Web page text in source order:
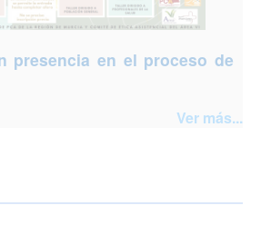
presencia en el proceso de
Ver más...